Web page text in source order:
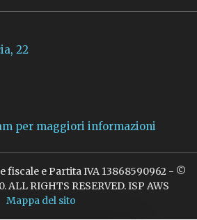
22
per maggiori informazioni
fiscale e Partita IVA 13868590962 - ©
RIGHTS RESERVED. ISP AWS
Mappa del sito